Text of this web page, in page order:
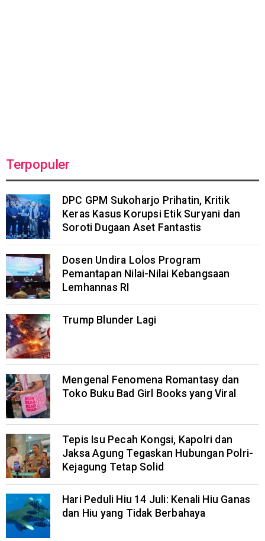
Terpopuler
DPC GPM Sukoharjo Prihatin, Kritik
Keras Kasus Korupsi Etik Suryani dan
Soroti Dugaan Aset Fantastis
Dosen Undira Lolos Program
Pemantapan Nilai-Nilai Kebangsaan
Lemhannas RI
Trump Blunder Lagi
Mengenal Fenomena Romantasy dan
Toko Buku Bad Girl Books yang Viral
Tepis Isu Pecah Kongsi, Kapolri dan
Jaksa Agung Tegaskan Hubungan Polri-
Kejagung Tetap Solid
Hari Peduli Hiu 14 Juli: Kenali Hiu Ganas
dan Hiu yang Tidak Berbahaya